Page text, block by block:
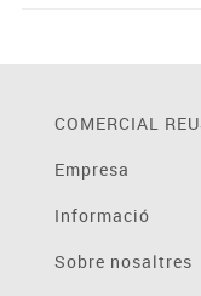
COMERCIAL
Empresa
Informació
Sobre nosaltres